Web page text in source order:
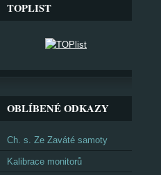
TOPLIST
OBLÍBENÉ ODKAZY
Ch. s. Ze Zaváté samoty
Kalibrace monitorů